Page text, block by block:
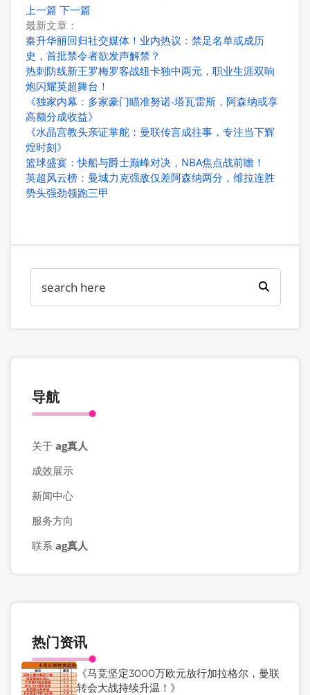
上一篇 下一篇
最新文章：
秦升华丽回归社交媒体！业内热议：禁足名单或成历
史，首批禁令者欲发声解禁？
热刺防线新王罗梅罗客战纽卡独中两元，职业生涯双响
炮闪耀英超舞台！
《独家内幕：多家豪门瞄准努诺-塔瓦雷斯，阿森纳或享
高额分成收益》
《水晶宫教头亲证掌舵：曼联传言成往事，专注当下辉
煌时刻》
篮球盛宴：快船与爵士巅峰对决，NBA焦点战前瞻！
英超风云榜：曼城力克强敌仅差阿森纳两分，维拉连胜
势头强劲领跑三甲
导航
关于 ag真人
成效展示
新闻中心
服务方向
联系 ag真人
热门资讯
《马竞坚定3000万欧元放行加拉格尔，曼联
转会大战持续升温！》